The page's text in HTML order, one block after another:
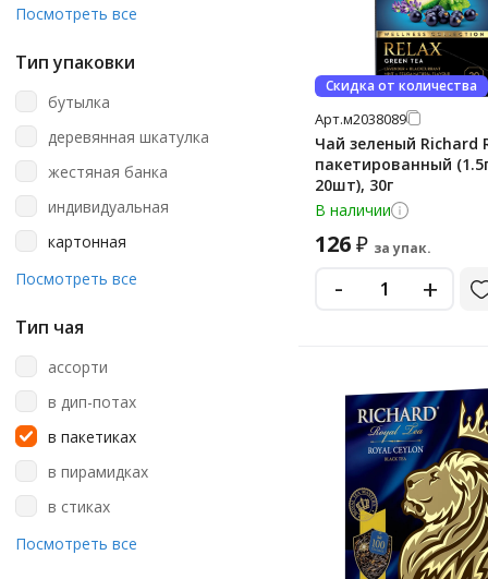
Bernley
Curtis
Dammann
Face To Face
Floris
Grand
Green Panda
Greenfield
Herbarus
Hilltop
Julius Meinl
Kioko
Посмотреть все
Тип упаковки
бутылка
деревянная шкатулка
жестяная банка
индивидуальная
картонная
картонная коробка
коробка
пакет
пачка
пластиковая
пластиковая банка
стекло
Посмотреть все
Тип чая
ассорти
в дип-потах
в пакетиках
в пирамидках
в стиках
листовой
Посмотреть все
Скидка от количества
Арт.м2038089
Чай зеленый Richard
пакетированный
20шт), 30г
В наличии
126₽ за упак.
- +